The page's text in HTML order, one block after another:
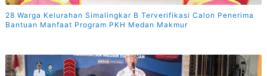
28 Warga Kelurahan Simalingkar B Terverifikasi Calon Penerima
Bantuan Manfaat Program PKH Medan Makmur